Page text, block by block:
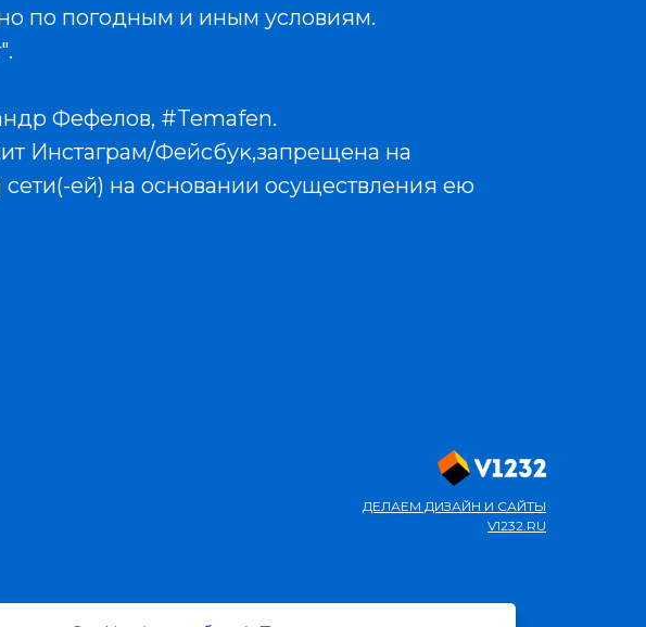
по погодным и иным условиям.
Фефелов, #Temafen.
Инстаграм/Фейсбуĸ,запрещена на
ей) на основании осуществления ею
ДЕЛАЕМ ДИЗАЙН И САЙТЫ
V1232.RU